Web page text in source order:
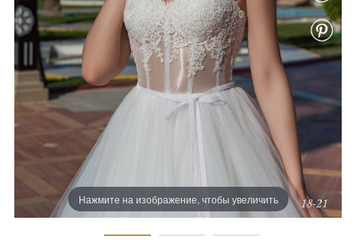
Нажмите на изображение, чтобы увеличить